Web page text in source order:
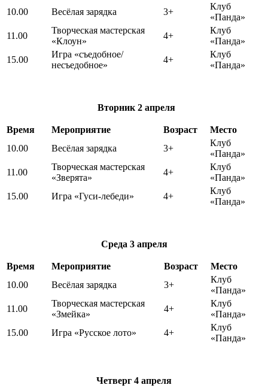
10.00
Весёлая зарядка 3+
Клуб
«Панда»
11.00
Творческая мастерская
«Клоун»
4+
Клуб
«Панда»
15.00
Игра «съедобное/
несъедобное»
4+
Клуб
«Панда»
Вторник 2 апреля
Время Мероприятие Возраст
Место
10.00
Весёлая зарядка 3+
Клуб
«Панда»
11.00
Творческая мастерская
«Зверята»
4+
Клуб
«Панда»
15.00
Игра «Гуси-лебеди» 4+
Клуб
«Панда»
Среда 3 апреля
Время Мероприятие Возраст
Место
10.00
Весёлая зарядка 3+
Клуб
«Панда»
11.00
Творческая мастерская
«Змейка»
4+
Клуб
«Панда»
15.00
Игра «Русское лото» 4+
Клуб
«Панда»
Четверг 4 апреля